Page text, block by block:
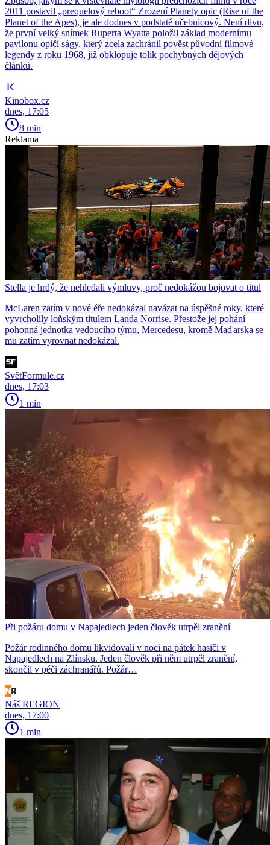
2011 postavil „prequelový reboot“ Zrození Planety opic (Rise of the
Planet of the Apes), je ale dodnes v podstatě učebnicový. Není divu,
že první velký snímek Ruperta Wyatta položil základ modernímu
pavilonu opičí ságy, který zcela zachránil pověst původní filmové
legendy z roku 1968, již obklopuje tolik pochybných dějových
článků.
Kinobox.cz
dnes, 17:05
8 min
Reklama
Stella je hrdý, že nehledali výmluvy, proč nedokážou bojovat o titul
McLaren zatím v nové éře nedokázal navázat na úspěšné roky, které
vyvrcholily loňským titulem Landa Norrise. Přestože jej pohání
pohonná jednotka vedoucího týmu, Mercedesu, kromě Maďarska se
mu zatím vyrovnat nedokázal.
SvětFormule.cz
dnes, 17:03
1 min
Při požáru domu v Napajedlech jeden člověk utrpěl zranění
Požár rodinného domu likvidovali v noci na pátek hasiči v
Napajedlech na Zlínsku. Jeden člověk při něm utrpěl zranění,
skončil v péči záchranářů. Požár…
Náš REGION
dnes, 17:00
1 min